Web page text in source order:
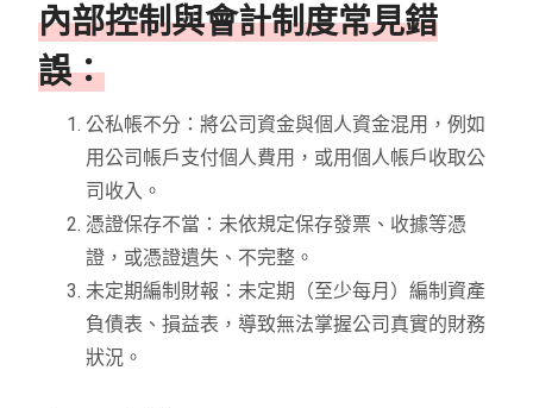
內部控制與會計制度常見錯
誤：
公私帳不分：將公司資金與個人資金混用，例如
用公司帳戶支付個人費用，或用個人帳戶收取公
司收入。
憑證保存不當：未依規定保存發票、收據等憑
證，或憑證遺失、不完整。
未定期編制財報：未定期（至少每月）編制資產
負債表、損益表，導致無法掌握公司真實的財務
狀況。